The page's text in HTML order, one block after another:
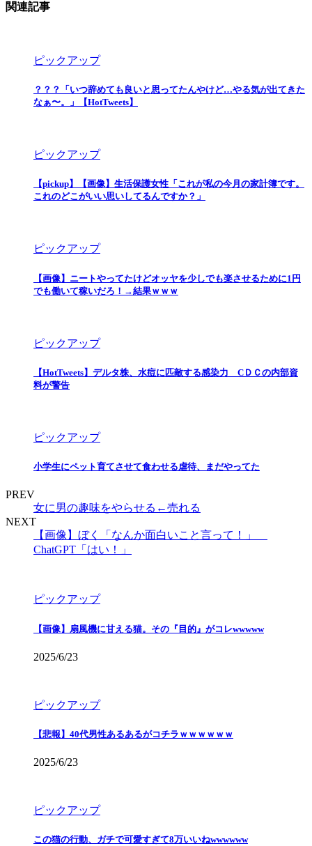
関連記事
ピックアップ
？？？「いつ辞めても良いと思ってたんやけど…やる気が出てきた
なぁ〜。」【HotTweets】
ピックアップ
【pickup】【画像】生活保護女性「これが私の今月の家計簿です。
これのどこがいい思いしてるんですか？」
ピックアップ
【画像】ニートやってたけどオッヤを少しでも楽させるために1円
でも働いて稼いだろ！→結果ｗｗｗ
ピックアップ
【HotTweets】デルタ株、水痘に匹敵する感染力 CＤＣの内部資
料が警告
ピックアップ
小学生にペット育てさせて食わせる虐待、まだやってた
PREV
女に男の趣味をやらせる←売れる
NEXT
【画像】ぼく「なんか面白いこと言って！」
ChatGPT「はい！」
ピックアップ
【画像】扇風機に甘える猫。その『目的』がコレwwwww
2025/6/23
ピックアップ
【悲報】40代男性あるあるがコチラｗｗｗｗｗｗ
2025/6/23
ピックアップ
この猫の行動、ガチで可愛すぎて8万いいねwwwwww